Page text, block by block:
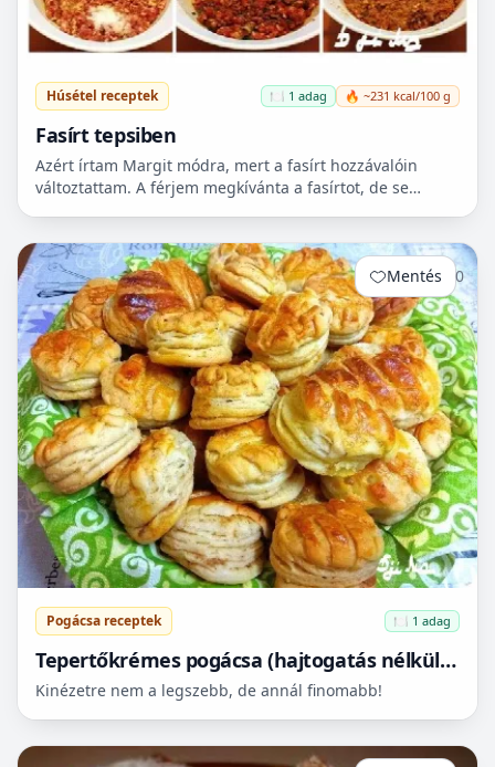
Húsétel receptek 🍽️ 1 adag 🔥 ~231 kcal/100 g
Fasírt tepsiben
Azért írtam Margit módra, mert a fasírt hozzávalóin
változtattam. A férjem megkívánta a fasírtot, de se
Mentés 0
Pogácsa receptek 🍽️ 1 adag
Tepertőkrémes pogácsa (hajtogatás nélkül is
leveles)
Kinézetre nem a legszebb, de annál finomabb!